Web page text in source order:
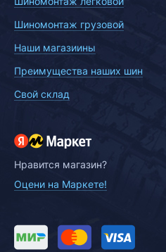
Шиномонтаж грузовой
Наши магазиины
Преимущества наших шин
Свой склад
Нравится магазин?
Оцени на Маркете!